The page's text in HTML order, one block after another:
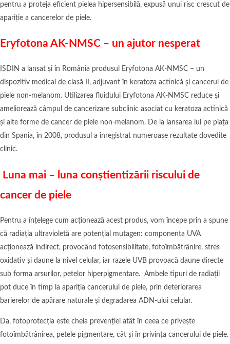
pentru a proteja eficient pielea hipersensibilă, expusă unui risc crescut de
apariție a cancerelor de piele.
Eryfotona AK-NMSC – un ajutor nesperat
ISDIN a lansat și în România produsul Eryfotona AK-NMSC – un
dispozitiv medical de clasă II, adjuvant în keratoza actinică și cancerul de
piele non-melanom. Utilizarea fluidului Eryfotona AK-NMSC reduce și
ameliorează câmpul de cancerizare subclinic asociat cu keratoza actinică
și alte forme de cancer de piele non-melanom. De la lansarea lui pe piața
din Spania, în 2008, produsul a înregistrat numeroase rezultate dovedite
clinic.
Luna mai – luna conștientizării riscului de
cancer de piele
Pentru a înțelege cum acționează acest produs, vom începe prin a spune
că radiația ultravioletă are potențial mutagen: componenta UVA
acționează indirect, provocând fotosensibilitate, fotoîmbătrânire, stres
oxidativ și daune la nivel celular, iar razele UVB provoacă daune directe
sub forma arsurilor, petelor hiperpigmentare. Ambele tipuri de radiații
pot duce în timp la apariția cancerului de piele, prin deteriorarea
barierelor de apărare naturale și degradarea ADN-ului celular.
Da, fotoprotecția este cheia prevenției atât în ceea ce privește
fotoîmbătrânirea, petele pigmentare, cât și în privința cancerului de piele.